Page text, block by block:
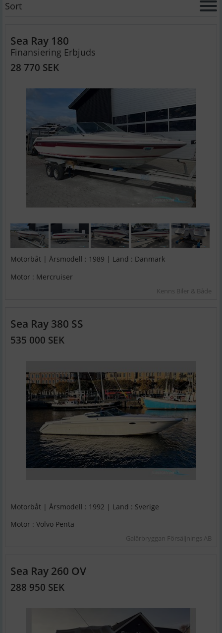
Sort
Sea Ray 180
Finansiering Erbjuds
28 770 SEK
Motorbåt | Årsmodell : 1989 | Land : Danmark
Motor : Mercruiser
Kenns Biler & Både
Sea Ray 380 SS
535 000 SEK
Motorbåt | Årsmodell : 1992 | Land : Sverige
Motor : Volvo Penta
Galärbryggan Försäljnings AB
Sea Ray 260 OV
288 950 SEK